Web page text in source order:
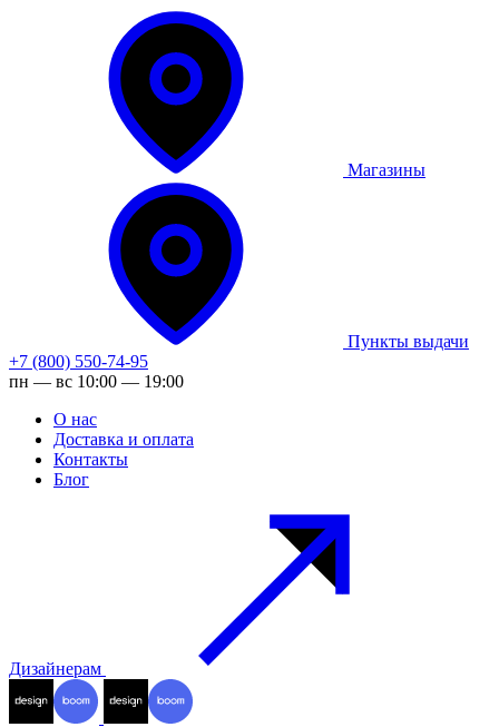
Магазины
Пункты выдачи
+7 (800) 550-74-95
пн — вс 10:00 — 19:00
О нас
Доставка и оплата
Контакты
Блог
Дизайнерам